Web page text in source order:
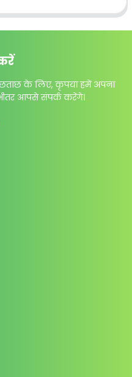
के लिए, कृपया हमें अपना
आपसे संपर्क करेंगे।